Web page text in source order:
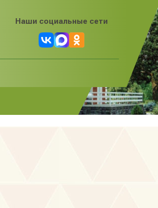
Наши социальные сети